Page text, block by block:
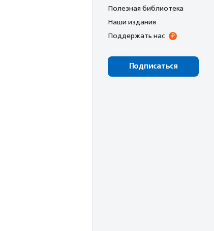
Полезная библиотека
Наши издания
Поддержать нас
Подписаться